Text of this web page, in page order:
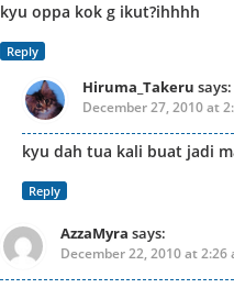
kyu oppa kok g ikut?ihhhh
Reply
Hiruma_Takeru says:
December 27, 2010 at
kyu dah tua kali buat jadi
Reply
AzzaMyra says:
December 22, 2010 at 2:26